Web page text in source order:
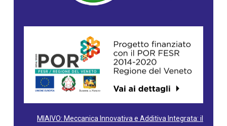
MIAIVO: Meccanica Innovativa e Additiva Integrata: il